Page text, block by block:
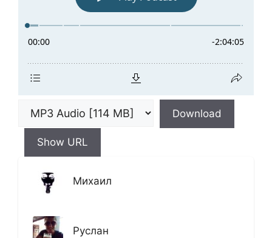
Download
Show URL
Михаил
Руслан